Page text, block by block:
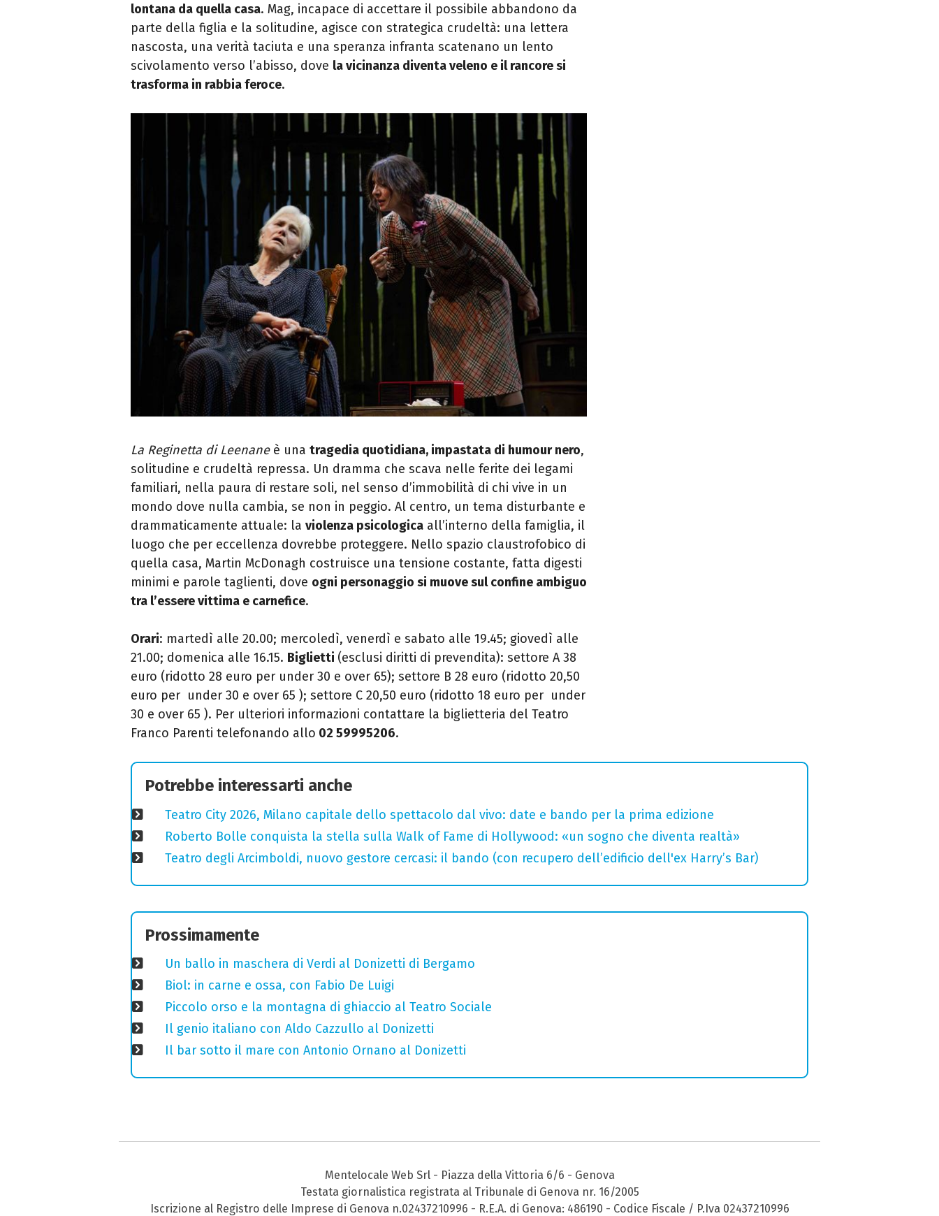
lontana da quella casa. Mag, incapace di accettare il possibile abbandono da
parte della figlia e la solitudine, agisce con strategica crudeltà: una lettera
nascosta, una verità taciuta e una speranza infranta scatenano un lento
scivolamento verso l’abisso, dove la vicinanza diventa veleno e il rancore si
trasforma in rabbia feroce.
La Reginetta di Leenaneè una tragedia quotidiana, impastata di humour nero,
solitudine e crudeltà repressa. Un dramma che scava nelle ferite dei legami
familiari, nella paura di restare soli, nel senso d’immobilità di chi vive in un
mondo dove nulla cambia, se non in peggio. Al centro, un tema disturbante e
drammaticamente attuale: la violenza psicologica all’interno della famiglia, il
luogo che per eccellenza dovrebbe proteggere. Nello spazio claustrofobico di
quella casa, Martin McDonagh costruisce una tensione costante, fatta digesti
minimi e parole taglienti, dove ogni personaggio si muove sul confine ambiguo
tra l’essere vittima e carnefice.
Orari: martedì alle 20.00; mercoledì, venerdì e sabato alle 19.45; giovedì alle
21.00; domenica alle 16.15. Biglietti (esclusi diritti di prevendita): settore A 38
euro (ridotto 28 euro per under 30 e over 65); settore B 28 euro (ridotto 20,50
euro per under 30 e over 65 ); settore C 20,50 euro (ridotto 18 euro per under
30 e over 65 ). Per ulteriori informazioni contattare la biglietteria del Teatro
Franco Parenti telefonando allo 02 59995206.
Potrebbe interessarti anche
Teatro City 2026, Milano capitale dello spettacolo dal vivo: date e bando per la prima edizione
Roberto Bolle conquista la stella sulla Walk of Fame di Hollywood: «un sogno che diventa realtà»
Teatro degli Arcimboldi, nuovo gestore cercasi: il bando (con recupero dell’edificio dell'ex Harry’s Bar)
Prossimamente
Un ballo in maschera di Verdi al Donizetti di Bergamo
Biol: in carne e ossa, con Fabio De Luigi
Piccolo orso e la montagna di ghiaccio al Teatro Sociale
Il genio italiano con Aldo Cazzullo al Donizetti
Il bar sotto il mare con Antonio Ornano al Donizetti
Mentelocale Web Srl - Piazza della Vittoria 6/6 - Genova
Testata giornalistica registrata al Tribunale di Genova nr. 16/2005
Iscrizione al Registro delle Imprese di Genova n.02437210996 - R.E.A. di Genova: 486190 - Codice Fiscale / P.Iva 02437210996